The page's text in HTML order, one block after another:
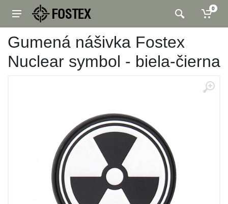
0
Gumená nášivka Fostex
Nuclear symbol - biela-čierna